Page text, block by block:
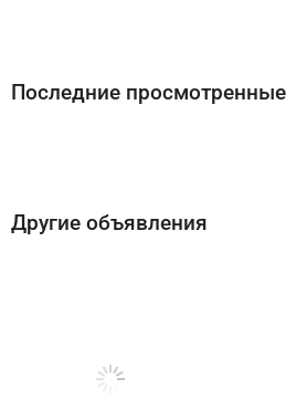
Последние просмотренные
Другие объявления